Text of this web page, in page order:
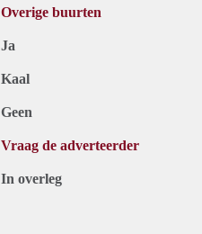
Overige buurten
Ja
Kaal
Geen
Vraag de adverteerder
In overleg